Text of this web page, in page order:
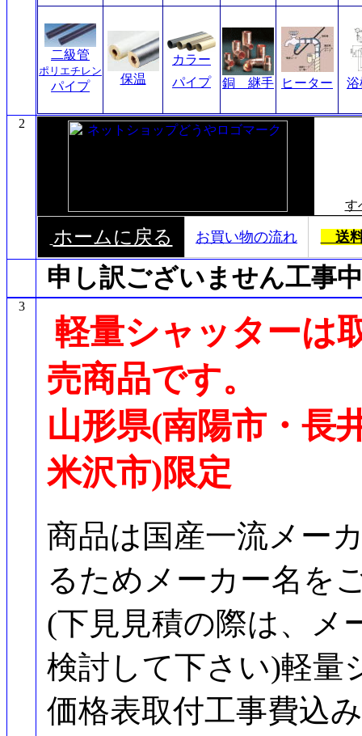
二級管
ポリエチレン
パイプ
保温
カラー
パイプ
銅 継手 ヒーター 浴
2
す
ホームに戻る お買い物の流れ 送
申し訳ございません工事
3
軽量シャッターは
売商品です。
山形県(南陽市・長
米沢市)限定
商品は国産一流メー
るためメーカー名を
(下見見積の際は、メ
検討して下さい)軽
価格表取付工事費込